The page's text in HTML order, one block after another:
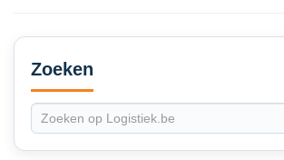
Secondary
Sidebar
Zoeken